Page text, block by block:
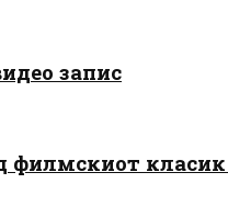
запис
филмскиот